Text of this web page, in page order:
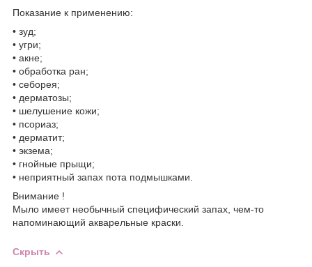
Показание к применению:
• зуд;
• угри;
• акне;
• обработка ран;
• себорея;
• дерматозы;
• шелушение кожи;
• псориаз;
• дерматит;
• экзема;
• гнойные прыщи;
• неприятный запах пота подмышками.
Внимание !
Мыло имеет необычный специфический запах, чем-то
напоминающий акварельные краски.
Скрыть